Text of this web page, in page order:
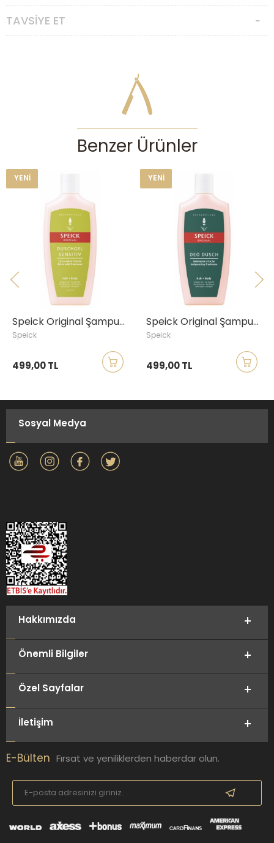
TAVSIYE ET
Benzer Ürünler
YENI
Speick Original Şampuan ve Duş Jeli, Hassas Ciltler, 250ml
Speick
499,00 TL
YENI
Speick Original Şampuan ve Duş Jeli, 250ml
Speick
499,00 TL
Sosyal Medya
Hakkımızda
Önemli Bilgiler
Özel Sayfalar
İletişim
E-Bülten Fırsat ve yeniliklerden haberdar olun.